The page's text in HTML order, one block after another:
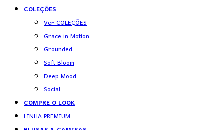
COLEÇÕES
Ver COLEÇÕES
Grace in Motion
Grounded
Soft Bloom
Deep Mood
Social
COMPRE O LOOK
LINHA PREMIUM